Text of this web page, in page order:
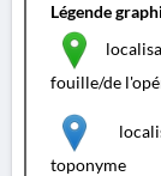
Légende
fouille/de
toponyme